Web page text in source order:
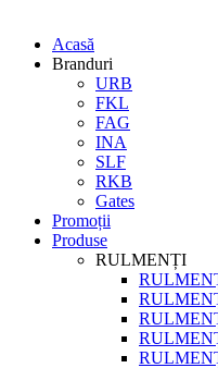
Acasă
Branduri
URB
FKL
FAG
INA
SLF
RKB
Gates
Promoții
Produse
RULMENȚI